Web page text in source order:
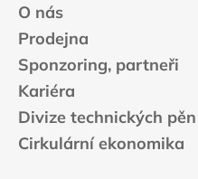
O nás
Prodejna
Sponzoring, partneři
Kariéra
Divize technických pěn
Cirkulární ekonomika